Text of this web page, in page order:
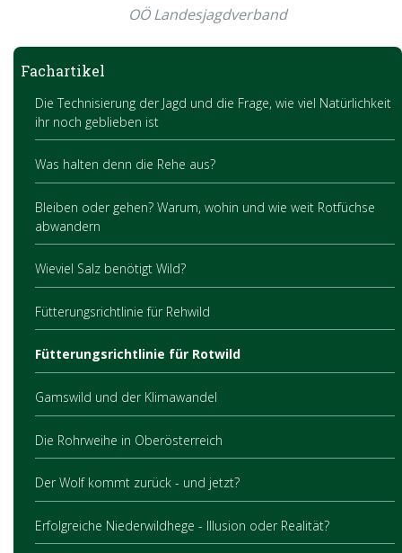
OÖ Landesjagdverband
Fachartikel
Die Technisierung der Jagd und die Frage, wie viel Natürlichkeit
ihr noch geblieben ist
Was halten denn die Rehe aus?
Bleiben oder gehen? Warum, wohin und wie weit Rotfüchse
abwandern
Wieviel Salz benötigt Wild?
Fütterungsrichtlinie für Rehwild
Fütterungsrichtlinie für Rotwild
Gamswild und der Klimawandel
Die Rohrweihe in Oberösterreich
Der Wolf kommt zurück - und jetzt?
Erfolgreiche Niederwildhege - Illusion oder Realität?